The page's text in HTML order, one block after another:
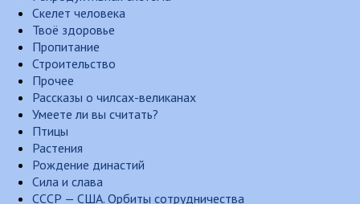
Скелет человека
Твоё здоровье
Пропитание
Строительство
Прочее
Рассказы о чилсах-великанах
Умеете ли вы считать?
Птицы
Растения
Рождение династий
Сила и слава
СССР — США. Орбиты сотрудничества